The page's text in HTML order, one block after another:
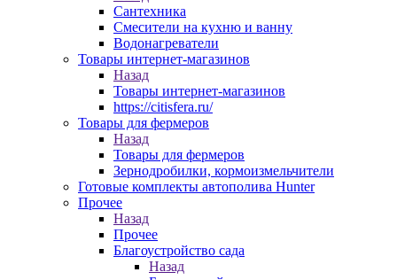
Сантехника
Смесители на кухню и ванну
Водонагреватели
Товары интернет-магазинов
Назад
Товары интернет-магазинов
https://citisfera.ru/
Товары для фермеров
Назад
Товары для фермеров
Зернодробилки, кормоизмельчители
Готовые комплекты автополива Hunter
Прочее
Назад
Прочее
Благоустройство сада
Назад